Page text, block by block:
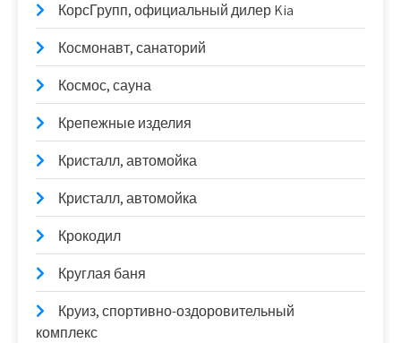
КорсГрупп, официальный дилер Kia
Космонавт, санаторий
Космос, сауна
Крепежные изделия
Кристалл, автомойка
Кристалл, автомойка
Крокодил
Круглая баня
Круиз, спортивно-оздоровительный
комплекс